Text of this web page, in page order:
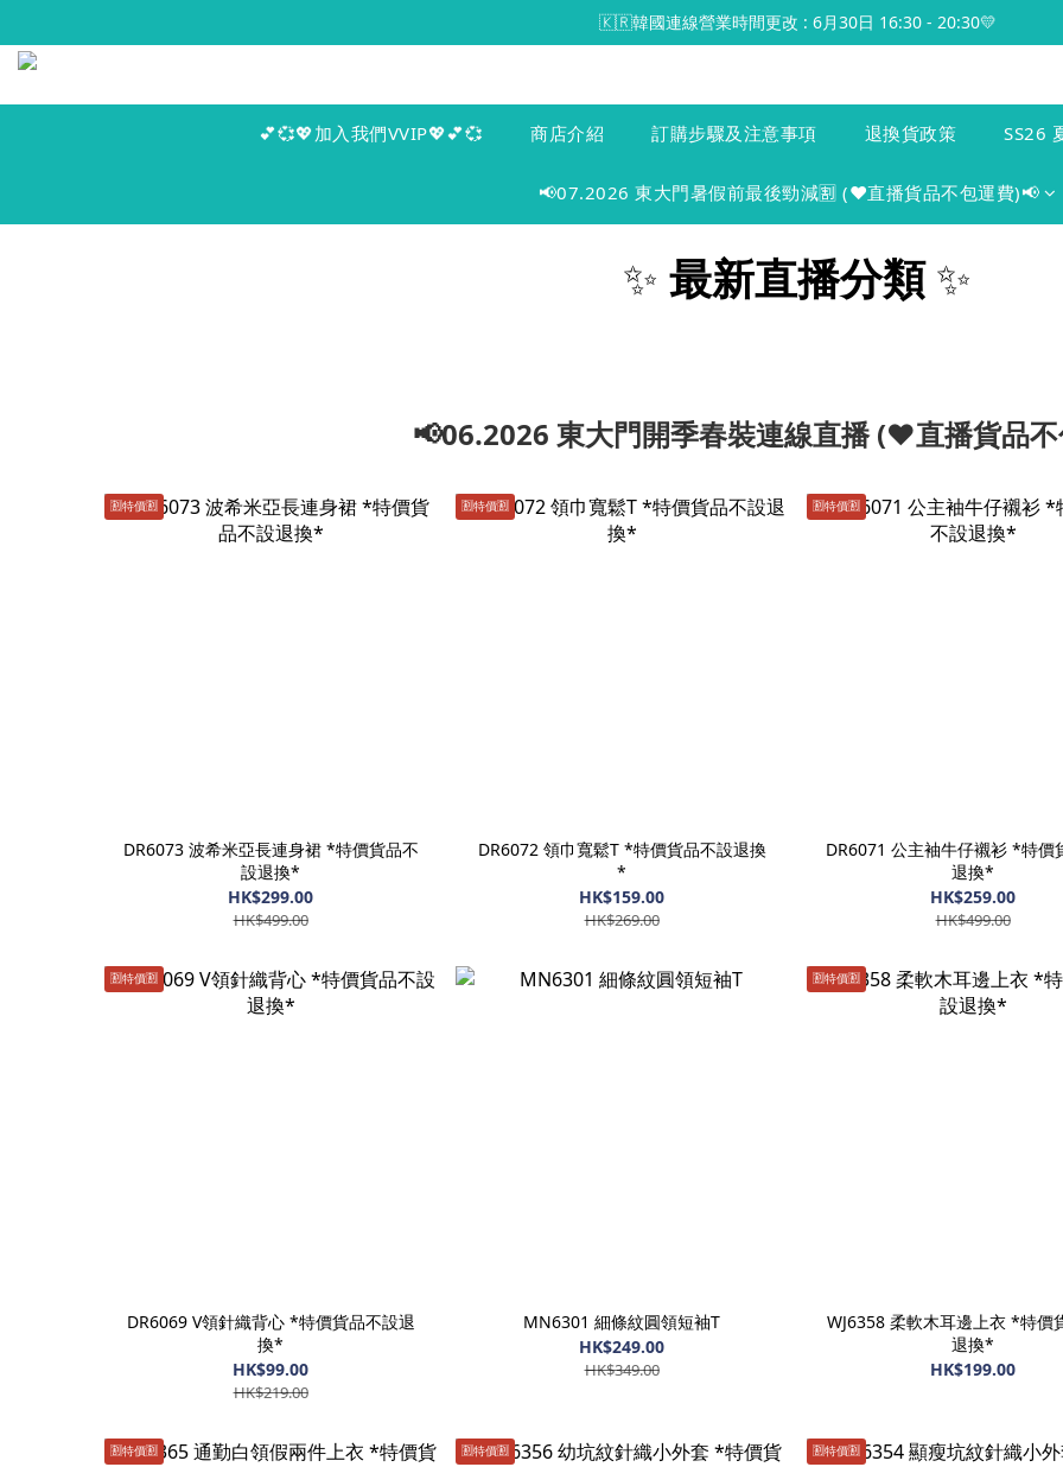
🇰🇷韓國連線營業時間更改 : 6月30日 16:30 - 20:30💛
💕💞💖加入我們VVIP💖💕💞 商店介紹 訂購步驟及注意事項 退換貨政策 SS26
📢07.2026 東大門暑假前最後勁減🈹 (♥️直播貨品不包運費)📢
✨ 最新直播分類✨
📢06.2026 東大門開季春裝連線直播 (♥️直播貨品
🈹️特價🈹️
DR6073 波希米亞長連身裙 *特價貨品不
設退換*
HK$299.00
HK$499.00
🈹️特價🈹️
DR6072 領巾寬鬆T *特價貨品不設退換
*
HK$159.00
HK$269.00
🈹️特價🈹️
DR6071 公主袖牛仔襯衫 *特價
退換*
HK$259.00
HK$499.00
🈹️特價🈹️
DR6069 V領針織背心 *特價貨品不設退
換*
HK$99.00
HK$219.00
MN6301 細條紋圓領短袖T
HK$249.00
HK$349.00
🈹️特價🈹️
WJ6358 柔軟木耳邊上衣 *特價
退換*
HK$199.00
🈹️特價🈹️ 🈹️特價🈹️ 🈹️特價🈹️